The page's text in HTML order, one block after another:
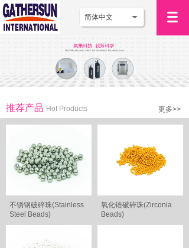
简体中文
推荐产品 Hot Products 更多>>
不锈钢破碎珠(Stainless
Steel Beads)
氧化锆破碎珠(Zirconia
Beads)